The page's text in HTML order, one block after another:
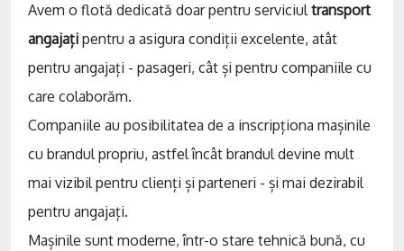
Avem o flotă dedicată doar pentru serviciultransport
angajați pentru a asigura condiții excelente, atât
pentru angajați - pasageri, cât și pentru companiile cu
care colaborăm.
Companiile au posibilitatea de a inscripționa mașinile
cu brandul propriu, astfel încât brandul devine mult
mai vizibil pentru clienți și parteneri - și mai dezirabil
pentru angajați.
Mașinile sunt moderne, într-o stare tehnică bună, cu